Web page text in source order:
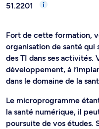
51.2201
Fort de cette formation,
organisation de santé
des TI dans ses activités.
développement, à
dans le domaine de la
Le microprogramme
la santé numérique, il
poursuite de vos études.